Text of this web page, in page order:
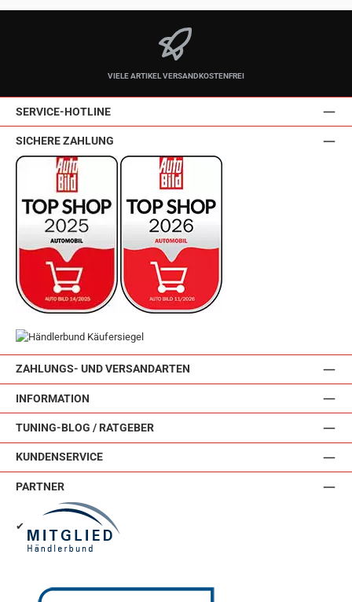
VIELE ARTIKEL VERSANDKOSTENFREI
SERVICE-HOTLINE
ZAHLUNGS- UND VERSANDARTEN
INFORMATION
TUNING-BLOG / RATGEBER
KUNDENSERVICE
SICHERE ZAHLUNG
PARTNER
✔